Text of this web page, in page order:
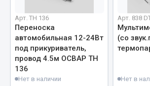
Запчасти МАЗ
Система питания
Подвеска
Тормозная система
Двери
Окно ветровое
Арт. ТН 136
Переноска
автомобильная 12-24Вт
под прикуриватель,
провод 4.5м ОСВАР ТН
136
Нет в наличии
Арт. 838
(со
Нет в